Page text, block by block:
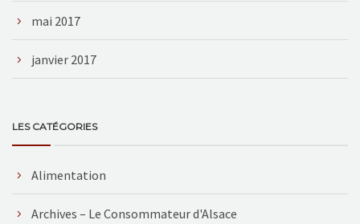
mai 2017
janvier 2017
LES CATÉGORIES
Alimentation
Archives – Le Consommateur d'Alsace